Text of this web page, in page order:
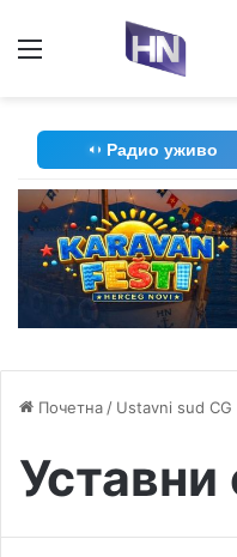
Радио уживо
Почетна / Ustavni sud CG